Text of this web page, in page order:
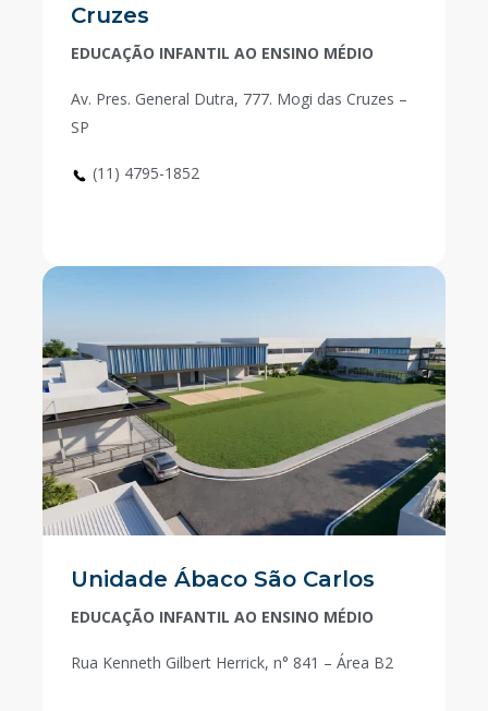
Cruzes
EDUCAÇÃO INFANTIL AO ENSINO MÉDIO
Av. Pres. General Dutra, 777. Mogi das Cruzes –
SP
(11) 4795-1852
Unidade Ábaco São Carlos
EDUCAÇÃO INFANTIL AO ENSINO MÉDIO
Rua Kenneth Gilbert Herrick, n° 841 – Área B2